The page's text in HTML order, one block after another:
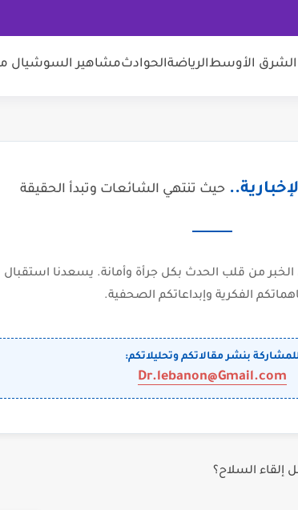
الشرق الأوسطالرياضةالحوادثمشاهير السوشيال
حيث تنتهي الشائعات وتبدأ الحقيقة
من قلب الحدث بكل جرأة وأمانة. يسعدنا استقبال
الفكرية وإبداعاتكم الصحفية.
بنشر مقالاتكم وتحليلاتكم:
Dr.lebanon@Gmail.com
السلاح؟